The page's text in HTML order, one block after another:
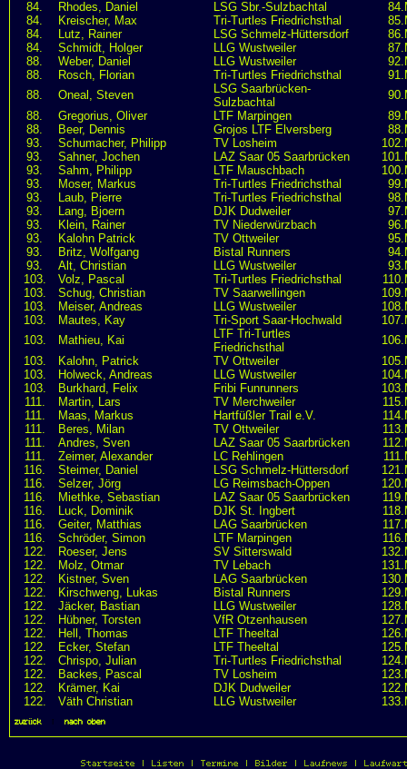
84. Rhodes, Daniel LSG Sbr.-Sulzbachtal
84.
Kreischer, Max Tri-Turtles Friedrichsthal
84.
Lutz, Rainer LSG Schmelz-Hüttersdorf
84.
Schmidt, Holger LLG Wustweiler
88.
Weber, Daniel LLG Wustweiler
88.
Rosch, Florian Tri-Turtles Friedrichsthal
88.
Oneal, Steven
LSG Saarbrücken-
Sulzbachtal
88.
Gregorius, Oliver LTF Marpingen
88.
Beer, Dennis Grojos LTF Elversberg
93.
Schumacher, Philipp TV Losheim
93.
Sahner, Jochen LAZ Saar 05 Saarbrücken
93.
Sahm, Philipp LTF Mauschbach
93.
Moser, Markus Tri-Turtles Friedrichsthal
93.
Laub, Pierre Tri-Turtles Friedrichsthal
93.
Lang, Bjoern DJK Dudweiler
93.
Klein, Rainer TV Niederwürzbach
93.
Kalohn Patrick TV Ottweiler
93.
Britz, Wolfgang Bistal Runners
93.
Alt, Christian LLG Wustweiler
103.
Volz, Pascal Tri-Turtles Friedrichsthal
103.
Schug, Christian TV Saarwellingen
103.
Meiser, Andreas LLG Wustweiler
103.
Mautes, Kay Tri-Sport Saar-Hochwald
103.
Mathieu, Kai
LTF Tri-Turtles
Friedrichsthal
103.
Kalohn, Patrick TV Ottweiler
103.
Holweck, Andreas LLG Wustweiler
103.
Burkhard, Felix Fribi Funrunners
111.
Martin, Lars TV Merchweiler
111.
Maas, Markus Hartfüßler Trail e.V.
111.
Beres, Milan TV Ottweiler
111.
Andres, Sven LAZ Saar 05 Saarbrücken
111.
Zeimer, Alexander LC Rehlingen
116.
Steimer, Daniel LSG Schmelz-Hüttersdorf
116.
Selzer, Jörg LG Reimsbach-Oppen
116.
Miethke, Sebastian LAZ Saar 05 Saarbrücken
116.
Luck, Dominik DJK St. Ingbert
116.
Geiter, Matthias LAG Saarbrücken
116.
Schröder, Simon LTF Marpingen
122.
Roeser, Jens SV Sitterswald
122.
Molz, Otmar TV Lebach
122.
Kistner, Sven LAG Saarbrücken
122.
Kirschweng, Lukas Bistal Runners
122.
Jäcker, Bastian LLG Wustweiler
122.
Hübner, Torsten VfR Otzenhausen
122.
Hell, Thomas LTF Theeltal
122.
Ecker, Stefan LTF Theeltal
122.
Chrispo, Julian Tri-Turtles Friedrichsthal
122.
Backes, Pascal TV Losheim
122.
Krämer, Kai DJK Dudweiler
122.
Väth Christian LLG Wustweiler
zurück nach oben
Startseite Listen Termine Bilder Laufnews Laufwart